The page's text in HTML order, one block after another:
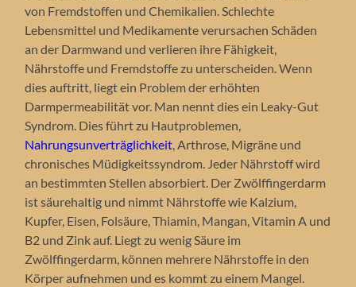
von Fremdstoffen und Chemikalien. Schlechte
Lebensmittel und Medikamente verursachen Schäden
an der Darmwand und verlieren ihre Fähigkeit,
Nährstoffe und Fremdstoffe zu unterscheiden. Wenn
dies auftritt, liegt ein Problem der erhöhten
Darmpermeabilität vor. Man nennt dies ein Leaky-Gut
Syndrom. Dies führt zu Hautproblemen,
Nahrungsunverträglichkeit , Arthrose, Migräne und
chronisches Müdigkeitssyndrom. Jeder Nährstoff wird
an bestimmten Stellen absorbiert. Der Zwölffingerdarm
ist säurehaltig und nimmt Nährstoffe wie Kalzium,
Kupfer, Eisen, Folsäure, Thiamin, Mangan, Vitamin A und
B2 und Zink auf. Liegt zu wenig Säure im
Zwölffingerdarm, können mehrere Nährstoffe in den
Körper aufnehmen und es kommt zu einem Mangel.